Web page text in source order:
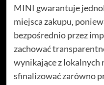
MINI gwarantuje
miejsca zakupu,
bezpośrednio przez
zachować
wynikające z lokalnych
sfinalizować zarówno